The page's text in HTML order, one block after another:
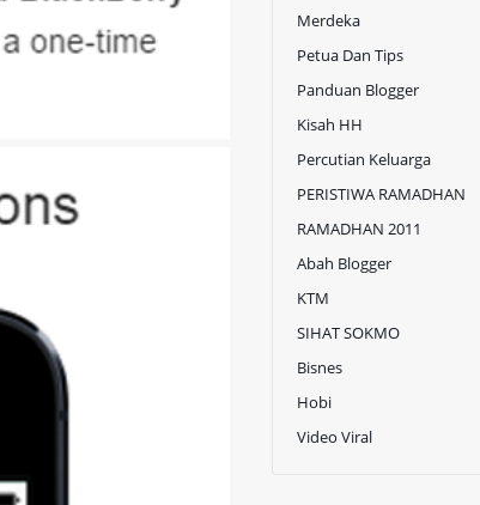
Merdeka
Petua Dan Tips
Panduan Blogger
Kisah HH
Percutian Keluarga
PERISTIWA RAMADHAN
RAMADHAN 2011
Abah Blogger
KTM
SIHAT SOKMO
Bisnes
Hobi
Video Viral